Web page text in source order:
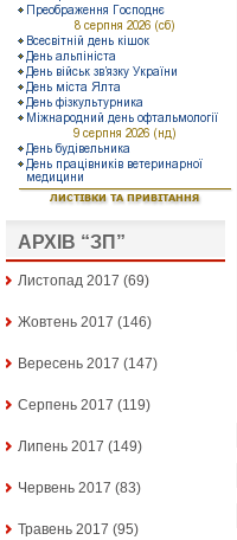
АРХІВ “ЗП”
Листопад 2017 (69)
Жовтень 2017 (146)
Вересень 2017 (147)
Серпень 2017 (119)
Липень 2017 (149)
Червень 2017 (83)
Травень 2017 (95)